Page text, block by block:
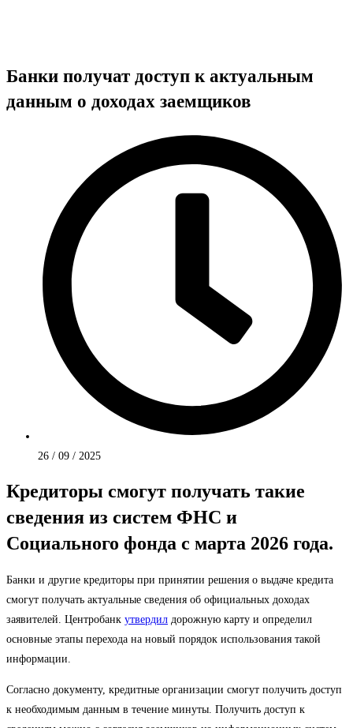
Банки получат доступ к актуальным
данным о доходах заемщиков
26 / 09 / 2025
Кредиторы смогут получать такие
сведения из систем ФНС и
Социального фонда с марта 2026 года.
Банки и другие кредиторы при принятии решения о выдаче кредита
смогут получать актуальные сведения об официальных доходах
заявителей. Центробанк утвердил дорожную карту и определил
основные этапы перехода на новый порядок использования такой
информации.
Согласно документу, кредитные организации смогут получить доступ
к необходимым данным в течение минуты. Получить доступ к